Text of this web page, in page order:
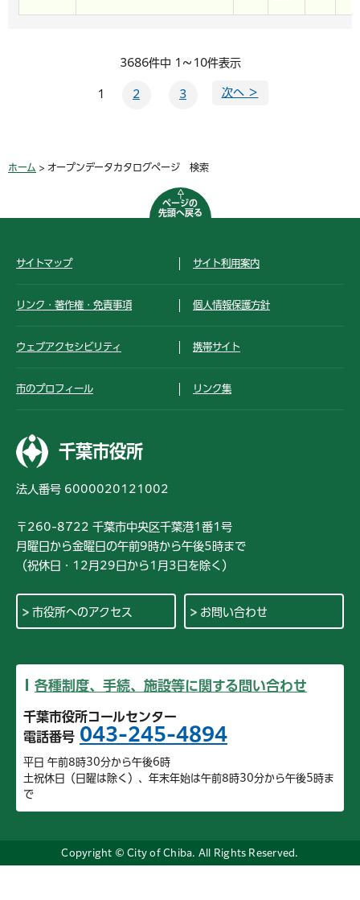
3686件中 1～10件表示
1 2 3 次へ ＞
ホーム > オープンデータカタログページ 検索
ページの
先頭へ戻る
サイトマップ サイト利用案内
リンク・著作権・免責事項 個人情報保護方針
ウェブアクセシビリティ 携帯サイト
市のプロフィール リンク集
千葉市役所
法人番号 6000020121002
〒260-8722 千葉市中央区千葉港1番1号
月曜日から金曜日の午前9時から午後5時まで
（祝休日・12月29日から1月3日を除く）
市役所へのアクセス お問い合わせ
各種制度、手続、施設等に関する問い合わせ
千葉市役所コールセンター
電話番号 043-245-4894
平日 午前8時30分から午後6時
土祝休日（日曜は除く）、年末年始は午前8時30分から午後5時ま
で
Copyright © City of Chiba. All Rights Reserved.